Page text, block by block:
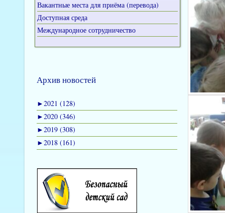
Вакантные места для приёма (перевода)
Доступная среда
Международное сотрудничество
Архив новостей
►2021 (128)
►2020 (346)
►2019 (308)
►2018 (161)